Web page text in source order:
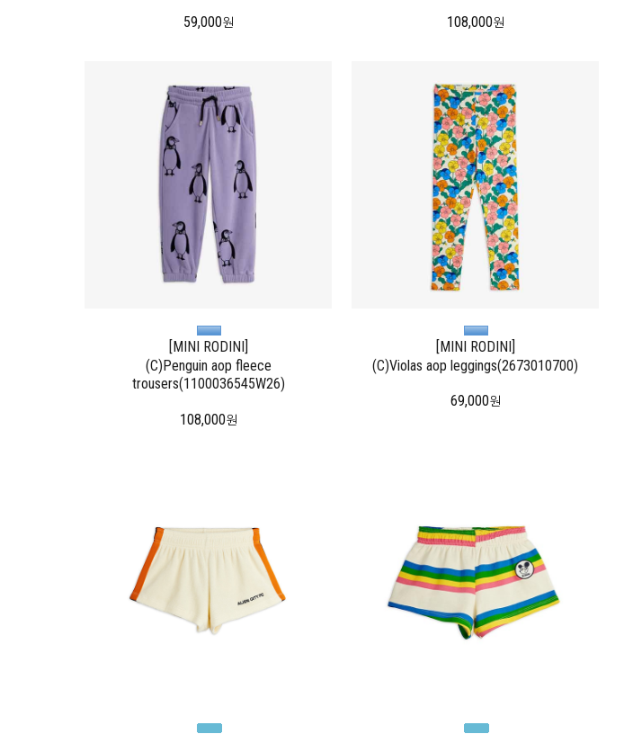
59,000원 108,000원
[MINI RODINI]
(C)Penguin aop fleece
trousers(1100036545W26)
108,000원
[MINI RODINI]
(C)Violas aop leggings(2673010700)
69,000원